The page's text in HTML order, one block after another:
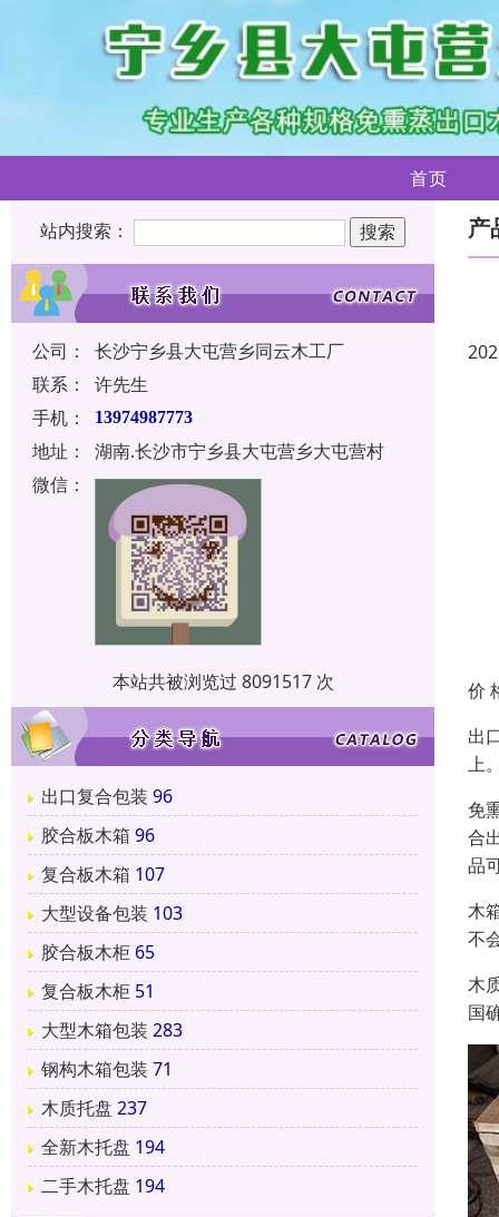
首页
站内搜索：
公司：
长沙宁乡县大屯营乡同云木工厂
联系：
许先生
手机：
13974987773
地址：
湖南.长沙市宁乡县大屯营乡大屯营村
微信：
本站共被浏览过 8091517 次
出口复合包装 96
胶合板木箱 96
复合板木箱 107
大型设备包装 103
胶合板木柜 65
复合板木柜 51
大型木箱包装 283
钢构木箱包装 71
木质托盘 237
全新木托盘 194
二手木托盘 194
产
价
出
上
免
合
品
木
不
木
国